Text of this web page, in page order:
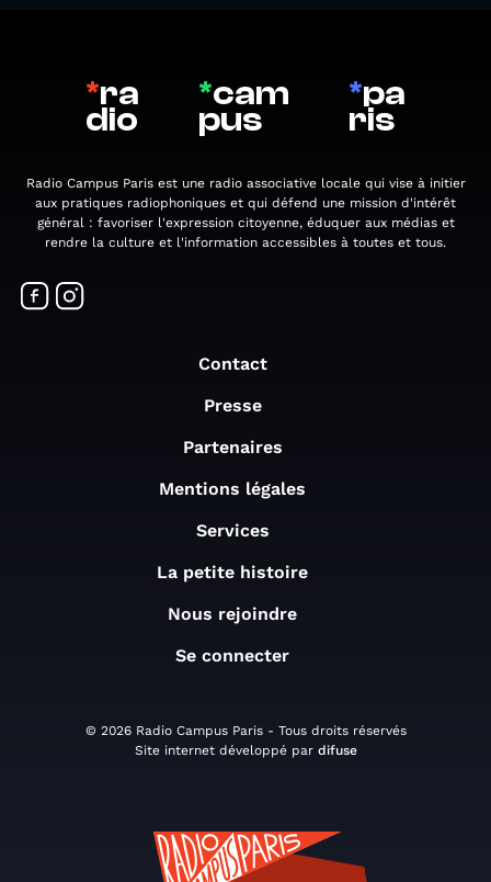
*ra
dio
*cam
pus
*pa
ris
Radio Campus Paris est une radio associative locale qui vise à initier
aux pratiques radiophoniques et qui défend une mission d'intérêt
général : favoriser l'expression citoyenne, éduquer aux médias et
rendre la culture et l'information accessibles à toutes et tous.
Contact
Presse
Partenaires
Mentions légales
Services
La petite histoire
Nous rejoindre
Se connecter
© 2026 Radio Campus Paris - Tous droits réservés
Site internet développé par difuse